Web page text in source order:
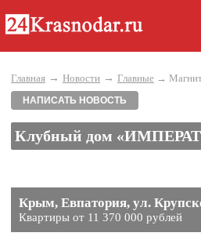
Главная → Новости → Главные →
НАПИСАТЬ НОВОСТЬ
Клубный дом
Крым, Евпатория, ул.
Квартиры от 11 370 000 рублей